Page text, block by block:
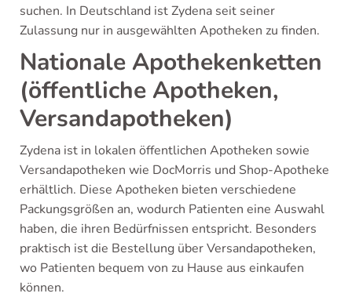
suchen. In Deutschland ist Zydena seit seiner
Zulassung nur in ausgewählten Apotheken zu finden.
Nationale Apothekenketten
(öffentliche Apotheken,
Versandapotheken)
Zydena ist in lokalen öffentlichen Apotheken sowie
Versandapotheken wie DocMorris und Shop-Apotheke
erhältlich. Diese Apotheken bieten verschiedene
Packungsgrößen an, wodurch Patienten eine Auswahl
haben, die ihren Bedürfnissen entspricht. Besonders
praktisch ist die Bestellung über Versandapotheken,
wo Patienten bequem von zu Hause aus einkaufen
können.